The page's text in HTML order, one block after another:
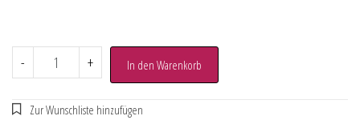
- + In den Warenkorb